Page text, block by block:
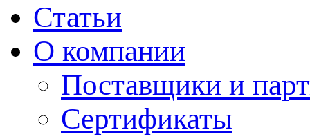
Статьи
О компании
Поставщики и
Cертификаты